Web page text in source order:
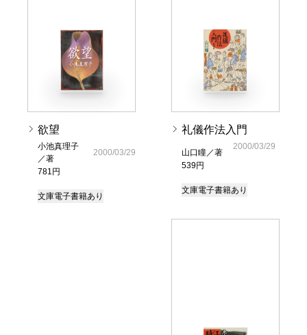
欲望
小池真理子
／著
781円
2000/03/29
文庫電子書籍あり
礼儀作法入門
山口瞳／著
539円
2000/03/29
文庫電子書籍あり